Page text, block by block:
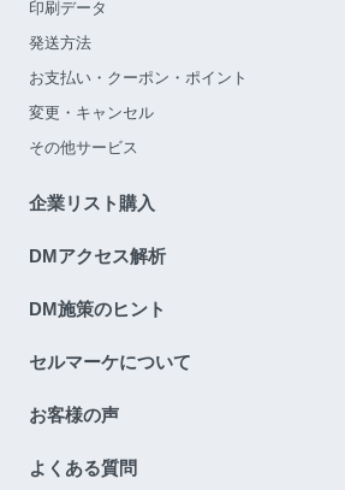
印刷データ
発送方法
お支払い・クーポン・ポイント
変更・キャンセル
その他サービス
企業リスト購入
DMアクセス解析
DM施策のヒント
セルマーケについて
お客様の声
よくある質問